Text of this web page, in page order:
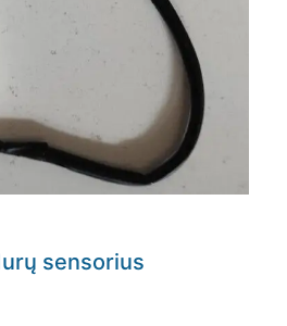
sensorius